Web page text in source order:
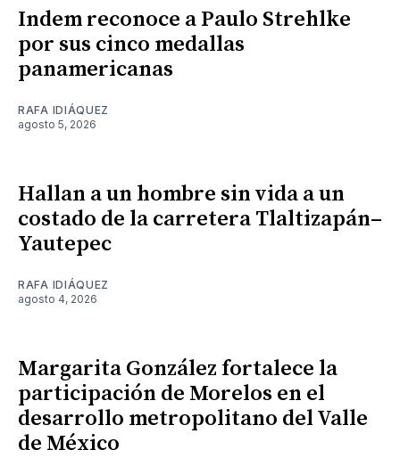
Indem reconoce a Paulo Strehlke
por sus cinco medallas
panamericanas
RAFA IDIÁQUEZ
agosto 5, 2026
Hallan a un hombre sin vida a un
costado de la carretera Tlaltizapán–
Yautepec
RAFA IDIÁQUEZ
agosto 4, 2026
Margarita González fortalece la
participación de Morelos en el
desarrollo metropolitano del Valle
de México